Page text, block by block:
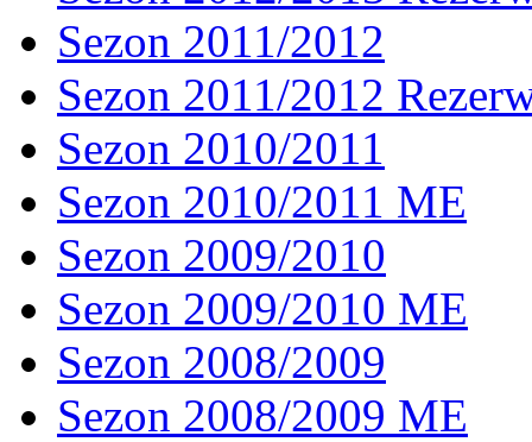
Sezon 2011/2012
Sezon 2011/2012
Sezon 2010/2011
Sezon 2010/2011 ME
Sezon 2009/2010
Sezon 2009/2010 ME
Sezon 2008/2009
Sezon 2008/2009 ME